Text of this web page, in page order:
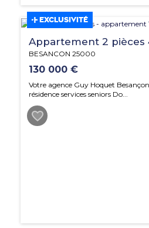
EXCLUSIVITÉ
Appartement 2 pièces
BESANCON 25000
130 000 €
Votre agence Guy Hoquet
résidence services seniors Do...